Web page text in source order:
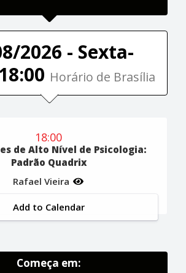
2026 - Sexta-
Horário de Brasília
18:00
de Alto Nível de Psicologia:
Padrão Quadrix
Rafael Vieira
Add to Calendar
Começa em: